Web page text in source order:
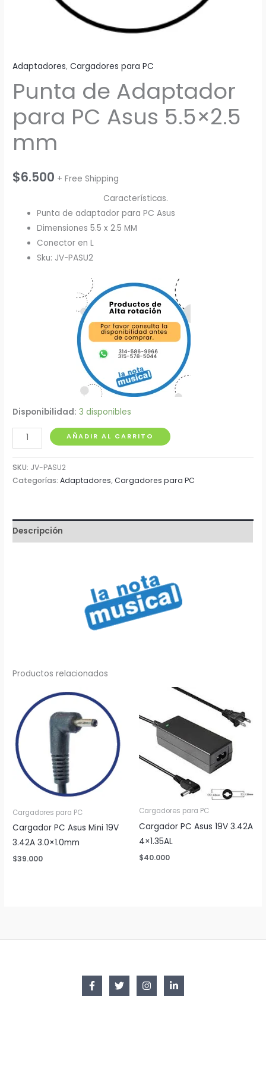
Adaptadores,Cargadores para PC
Punta de Adaptador
para PC Asus 5.5×2.5
mm
$6.500 + Free Shipping
Características.
Punta de adaptador para PC Asus
Dimensiones 5.5 x 2.5 MM
Conector en L
Sku: JV-PASU2
Disponibilidad: 3 disponibles
Punta
de
Adaptador
para
5.5x2.5
AÑADIR AL CARRITO
SKU: JV-PASU2
Categorías:Adaptadores,Cargadores para PC
Descripción
Productos relacionados
Cargadores para PC
Cargador PC Asus Mini 19V
3.42A 3.0×1.0mm
$39.000
Cargadores para PC
Cargador PC Asus 19V 3.42A
4×1.35AL
$40.000